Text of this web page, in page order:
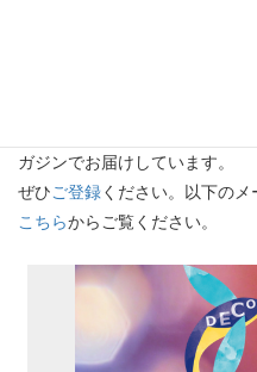
ガジンでお届けしています。
ぜひご登録ください。以下の
こちらからご覧ください。